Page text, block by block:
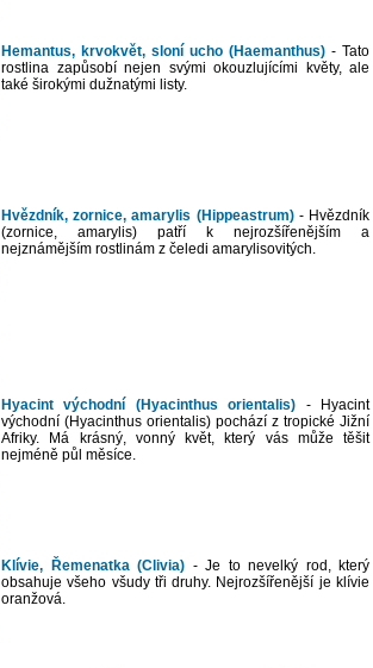
Hemantus, krvokvět, sloní ucho (Haemanthus) - Tato
rostlina zapůsobí nejen svými okouzlujícími květy, ale
také širokými dužnatými listy.
Hvězdník, zornice, amarylis (Hippeastrum)- Hvězdník
(zornice, amarylis) patří k nejrozšířenějším a
nejznámějším rostlinám z čeledi amarylisovitých.
Hyacint východní (Hyacinthus orientalis) - Hyacint
východní (Hyacinthus orientalis) pochází z tropické Jižní
Afriky. Má krásný, vonný květ, který vás může těšit
nejméně půl měsíce.
Klívie, Řemenatka (Clivia) - Je to nevelký rod, který
obsahuje všeho všudy tři druhy. Nejrozšířenější je klívie
oranžová.